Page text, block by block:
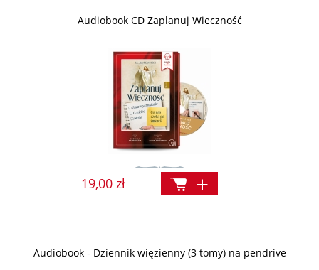
Audiobook CD Zaplanuj Wieczność
19,00 zł
Audiobook - Dziennik więzienny (3 tomy) na pendrive